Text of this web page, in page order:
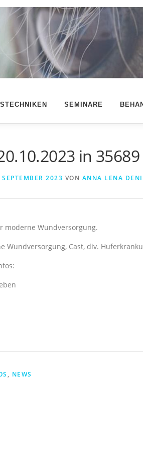
SEMINARE
in
2023 VON ANNA LENA
moderne Wundversorgung.
Wundversorgung, Cast, div.
, NEWS